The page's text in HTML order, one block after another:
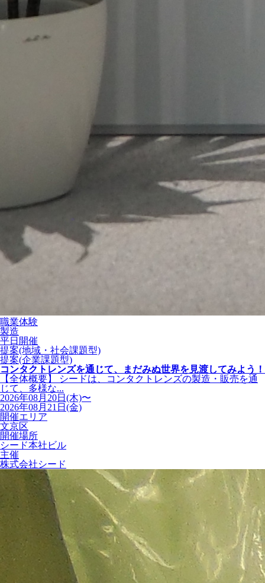
職業体験
製造
平日開催
提案(地域・社会課題型)
提案(企業課題型)
コンタクトレンズを通じて、まだみぬ世界を見渡してみよう！
【全体概要】 シードは、コンタクトレンズの製造・販売を通
じて、多様な...
2026年08月20日(木)〜
2026年08月21日(金)
開催エリア
文京区
開催場所
シード本社ビル
主催
株式会社シード